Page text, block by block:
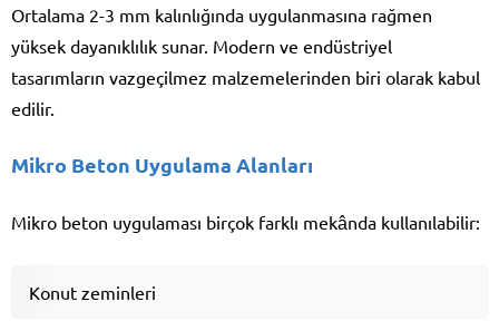
Ortalama 2-3 mm kalınlığında uygulanmasına rağmen
yüksek dayanıklılık sunar. Modern ve endüstriyel
tasarımların vazgeçilmez malzemelerinden biri olarak kabul
edilir.
Mikro Beton Uygulama Alanları
Mikro beton uygulaması birçok farklı mekânda kullanılabilir:
Konut zeminleri